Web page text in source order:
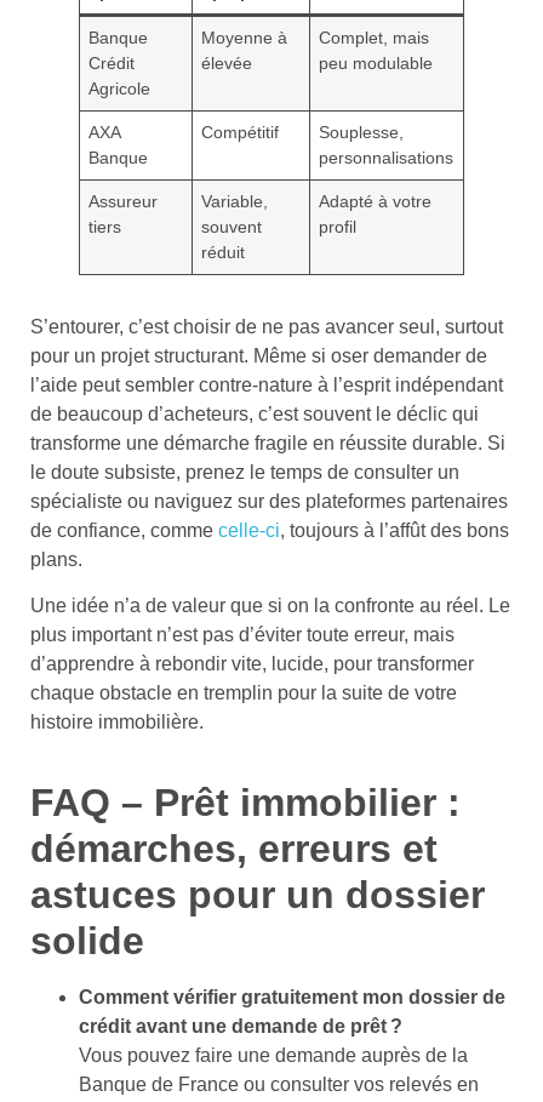
Banque
Crédit
Agricole
Moyenne à
élevée
Complet, mais
peu modulable
AXA
Banque
Compétitif
Souplesse,
personnalisations
Assureur
tiers
Variable,
souvent
réduit
Adapté à votre
profil
S’entourer, c’est choisir de ne pas avancer seul, surtout
pour un projet structurant. Même si oser demander de
l’aide peut sembler contre-nature à l’esprit indépendant
de beaucoup d’acheteurs, c’est souvent le déclic qui
transforme une démarche fragile en réussite durable. Si
le doute subsiste, prenez le temps de consulter un
spécialiste ou naviguez sur des plateformes partenaires
de confiance, comme celle-ci, toujours à l’affût des bons
plans.
Une idée n’a de valeur que si on la confronte au réel. Le
plus important n’est pas d’éviter toute erreur, mais
d’apprendre à rebondir vite, lucide, pour transformer
chaque obstacle en tremplin pour la suite de votre
histoire immobilière.
FAQ – Prêt immobilier :
démarches, erreurs et
astuces pour un dossier
solide
Comment vérifier gratuitement mon dossier de
crédit avant une demande de prêt ?
Vous pouvez faire une demande auprès de la
Banque de France ou consulter vos relevés en